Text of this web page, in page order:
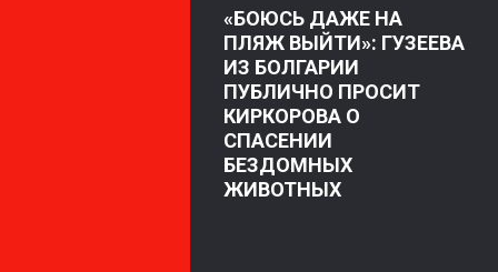
«БОЮСЬ ДАЖЕ НА
ПЛЯЖ ВЫЙТИ»: ГУЗЕЕВА
ИЗ БОЛГАРИИ
ПУБЛИЧНО ПРОСИТ
КИРКОРОВА О
СПАСЕНИИ
БЕЗДОМНЫХ
ЖИВОТНЫХ